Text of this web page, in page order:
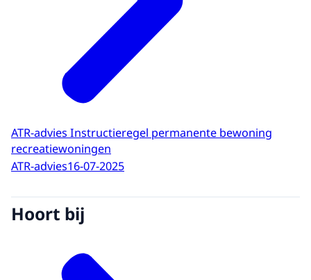
ATR-advies Instructieregel permanente bewoning
recreatiewoningen
ATR-advies16-07-2025
Hoort bij